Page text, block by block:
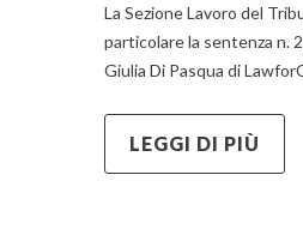
La Sezione Lavoro del
particolare la sentenza n.
Giulia Di Pasqua di
LEGGI DI PIÙ